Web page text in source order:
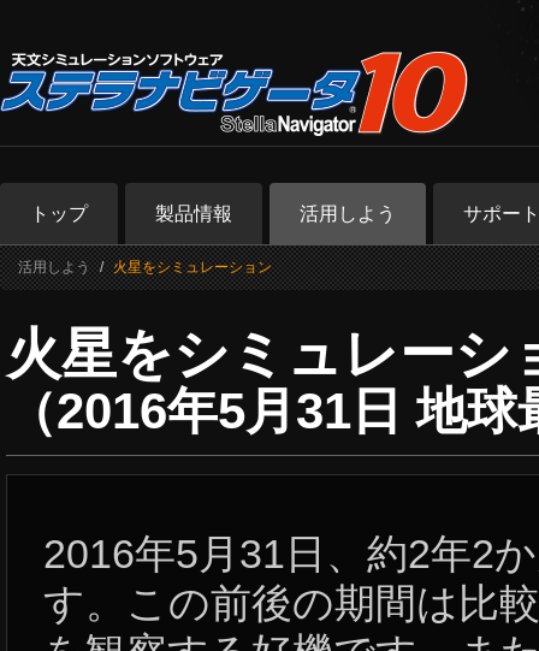
トップ 製品情報 活用しよう サポー
活用しよう 火星をシミュレーション
火星をシミュレーシ
（2016年5月31日 地
2016年5月31日、約2年2
す。この前後の期間は比